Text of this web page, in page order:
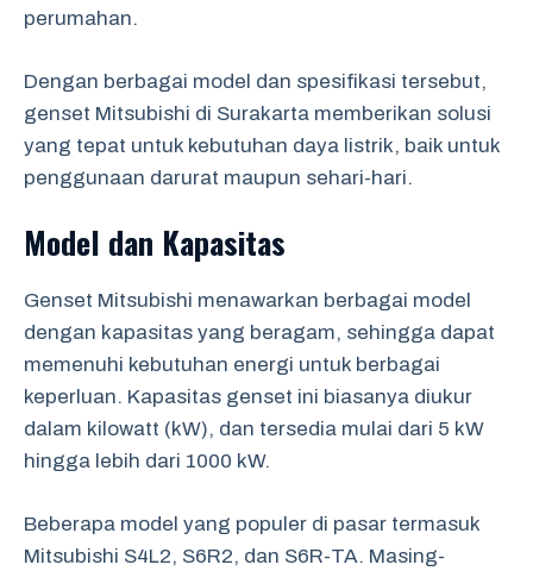
perumahan.
Dengan berbagai model dan spesifikasi tersebut,
genset Mitsubishi di Surakarta memberikan solusi
yang tepat untuk kebutuhan daya listrik, baik untuk
penggunaan darurat maupun sehari-hari.
Model dan Kapasitas
Genset Mitsubishi menawarkan berbagai model
dengan kapasitas yang beragam, sehingga dapat
memenuhi kebutuhan energi untuk berbagai
keperluan. Kapasitas genset ini biasanya diukur
dalam kilowatt (kW), dan tersedia mulai dari 5 kW
hingga lebih dari 1000 kW.
Beberapa model yang populer di pasar termasuk
Mitsubishi S4L2, S6R2, dan S6R-TA. Masing-